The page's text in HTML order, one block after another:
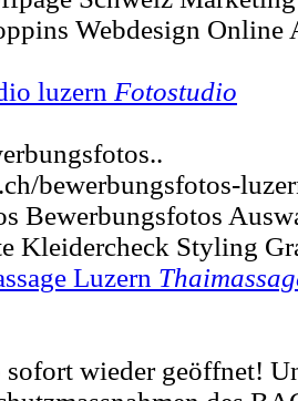
Webdesign Online
luzern Fotostudio
bewerbungsfotos-
Bewerbungsfotos
Kleidercheck Styling
Luzern
sofort wieder geöffnet!